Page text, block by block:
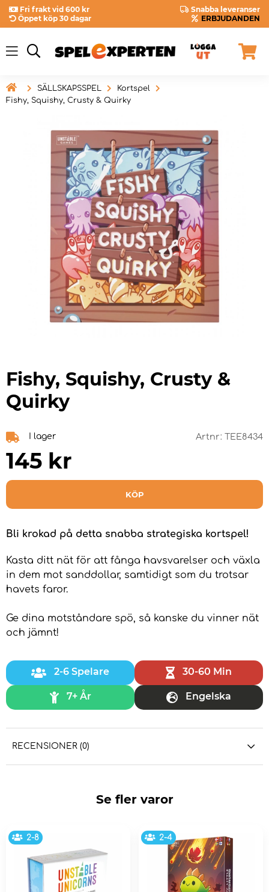
Fri frakt vid 600 kr
Snabba leveranser
Öppet köp 30 dagar
ERBJUDANDEN
 SÄLLSKAPSSPEL
Kortspel
Fishy, Squishy, Crusty & Quirky
Fishy, Squishy, Crusty &
Quirky
I lager Artnr: TEE8434
145 kr
KÖP
Bli krokad på detta snabba strategiska kortspel!
Kasta ditt nät för att fånga havsvarelser och växla
in dem mot sanddollar, samtidigt som du trotsar
havets faror.
Ge dina motståndare spö, så kanske du vinner nät
och jämnt!
2-6 Spelare 30-60 Min
7+ År Engelska
RECENSIONER (0)
Se fler varor
2-8 2-4